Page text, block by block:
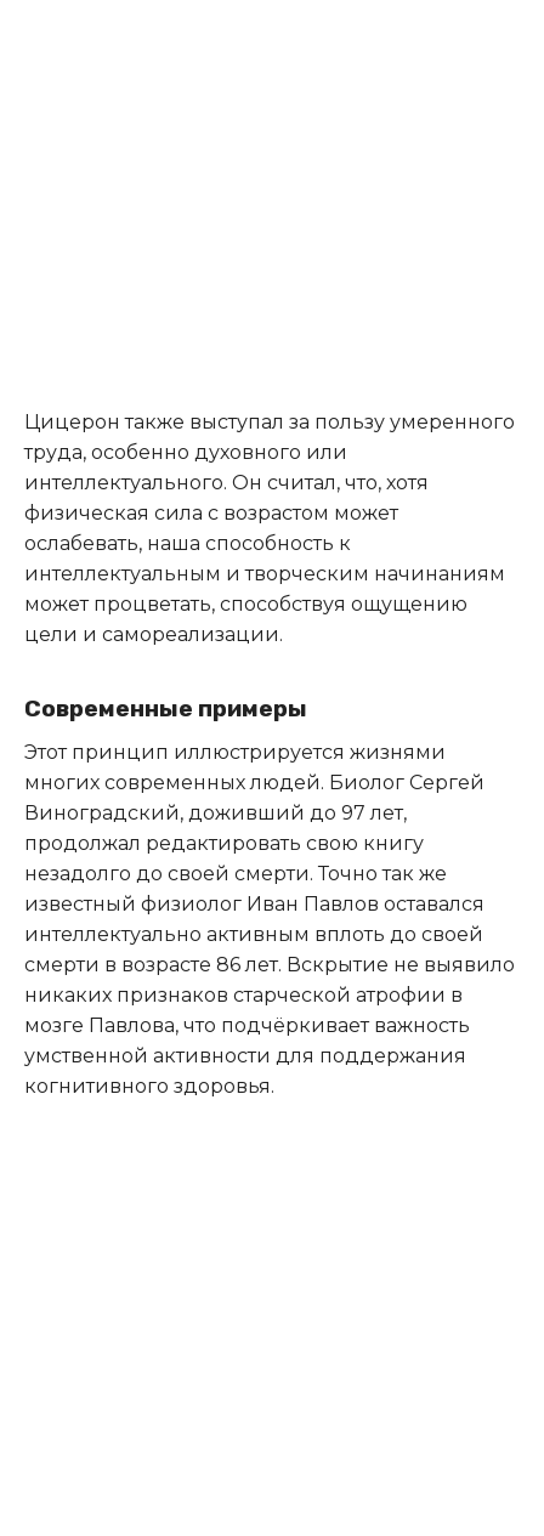
Цицерон также выступал за пользу умеренного
труда, особенно духовного или
интеллектуального. Он считал, что, хотя
физическая сила с возрастом может
ослабевать, наша способность к
интеллектуальным и творческим начинаниям
может процветать, способствуя ощущению
цели и самореализации.
Современные примеры
Этот принцип иллюстрируется жизнями
многих современных людей. Биолог Сергей
Виноградский, доживший до 97 лет,
продолжал редактировать свою книгу
незадолго до своей смерти. Точно так же
известный физиолог Иван Павлов оставался
интеллектуально активным вплоть до своей
смерти в возрасте 86 лет. Вскрытие не выявило
никаких признаков старческой атрофии в
мозге Павлова, что подчёркивает важность
умственной активности для поддержания
когнитивного здоровья.